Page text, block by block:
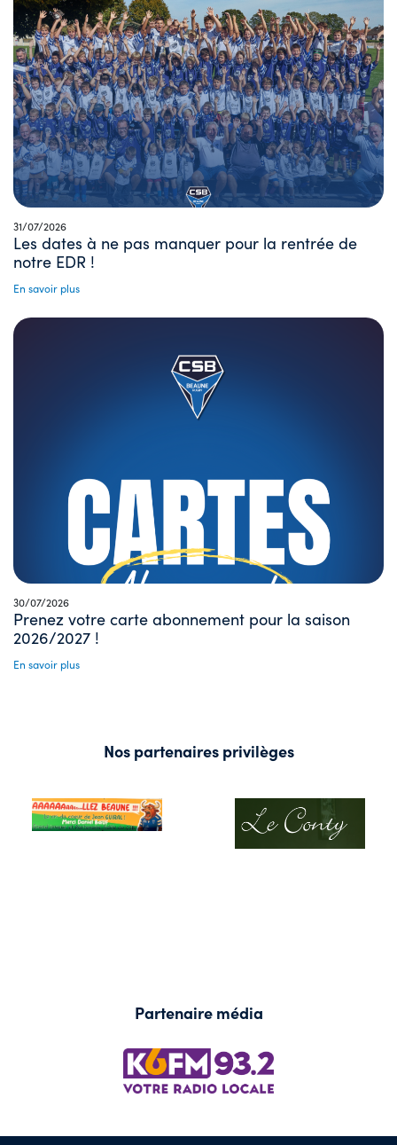
31/07/2026
Les dates à ne pas manquer pour la rentrée de
notre EDR !
En savoir plus
30/07/2026
Prenez votre carte abonnement pour la saison
2026/2027 !
En savoir plus
Nos partenaires privilèges
Partenaire média